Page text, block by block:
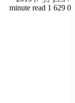
0
1 minute read